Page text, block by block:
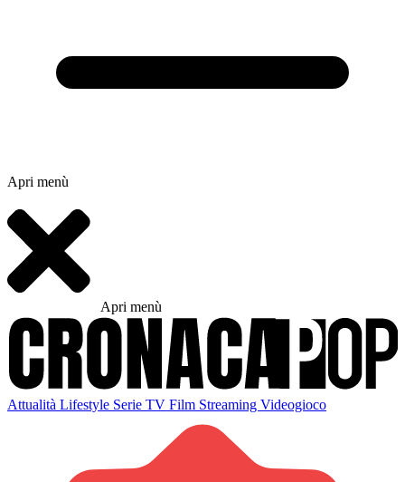
Apri menù
Apri menù
Attualità Lifestyle Serie TV Film Streaming Videogioco